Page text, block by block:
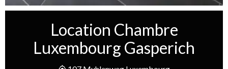
Location Chambre
Luxembourg Gasperich